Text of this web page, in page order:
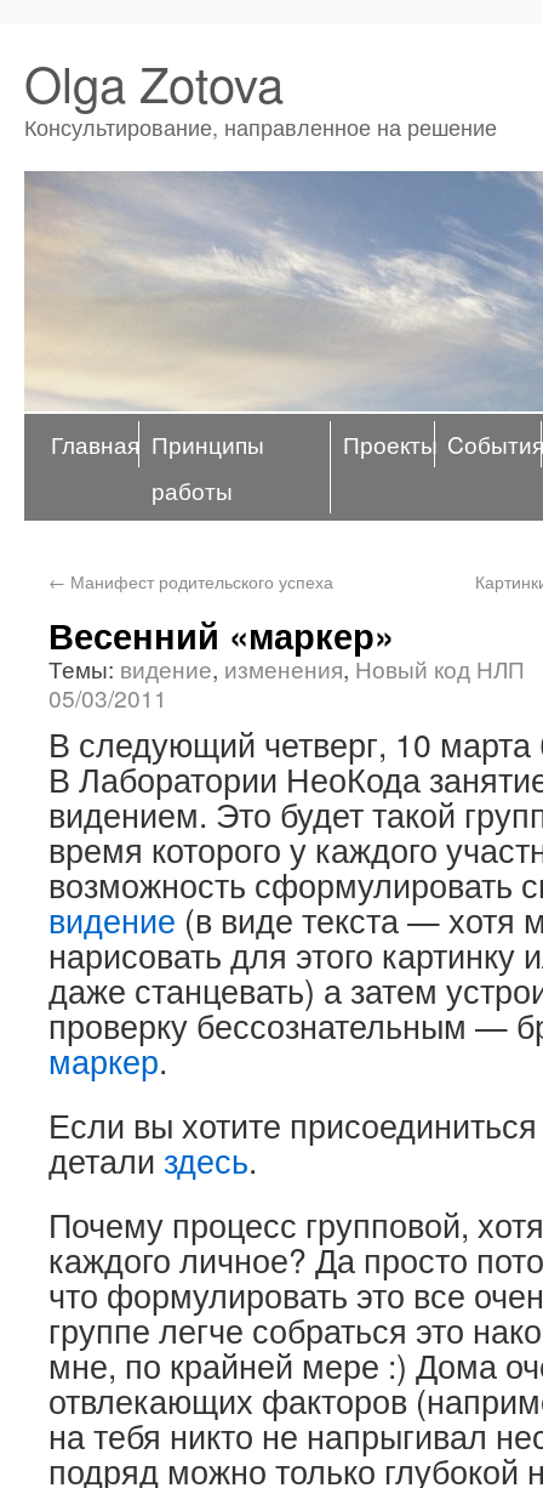
Olga Zotova
Консультирование, направленное на решение
Главная Принципы
работы
Проекты Cобытия
← Манифест родительского успеха
Весенний «маркер»
Темы: видение, изменения, Новый код НЛП
05/03/2011
В следующий четверг, 10
В Лаборатории НеоКода
видением. Это будет такой
время которого у каждого
возможность сформулировать
видение (в виде текста — хотя
нарисовать для этого картинку
даже станцевать) а затем
проверку бессознательным —
маркер.
Если вы хотите
детали здесь.
Почему процесс групповой,
каждого личное? Да просто
что формулировать это все
группе легче собраться это
мне, по крайней мере :) Дома
отвлекающих факторов
на тебя никто не напрыгивал
подряд можно только глубокой